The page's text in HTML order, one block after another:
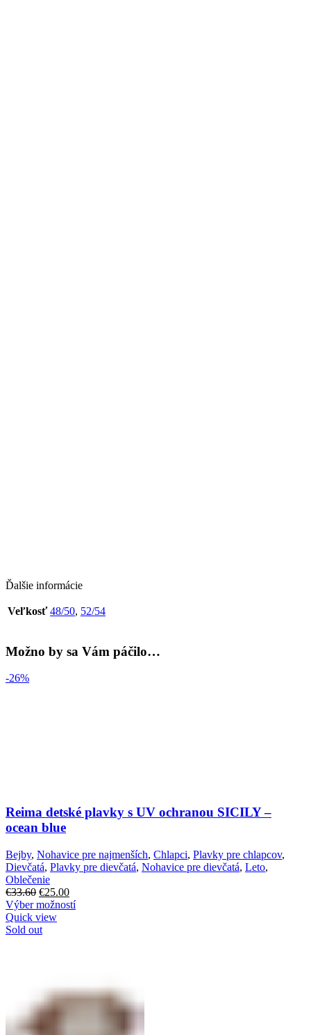
Ďalšie informácie
Veľkosť 48/50, 52/54
Možno by sa Vám páčilo…
-26%
Reima detské plavky s UV ochranou SICILY –
ocean blue
Bejby, Nohavice pre najmenších, Chlapci, Plavky pre chlapcov,
Dievčatá, Plavky pre dievčatá, Nohavice pre dievčatá, Leto,
Oblečenie
€33.60 €25.00
Výber možností
Quick view
Sold out